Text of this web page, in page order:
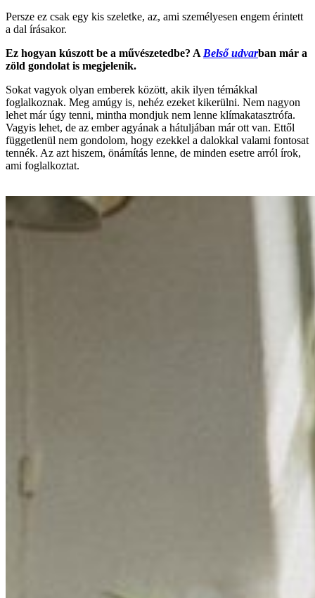
Persze ez csak egy kis szeletke, az, ami személyesen engem érintett
a dal írásakor.
Ez hogyan kúszott be a művészetedbe? A Belső udvarban már a
zöld gondolat is megjelenik.
Sokat vagyok olyan emberek között, akik ilyen témákkal
foglalkoznak. Meg amúgy is, nehéz ezeket kikerülni. Nem nagyon
lehet már úgy tenni, mintha mondjuk nem lenne klímakatasztrófa.
Vagyis lehet, de az ember agyának a hátuljában már ott van. Ettől
függetlenül nem gondolom, hogy ezekkel a dalokkal valami fontosat
tennék. Az azt hiszem, önámítás lenne, de minden esetre arról írok,
ami foglalkoztat.